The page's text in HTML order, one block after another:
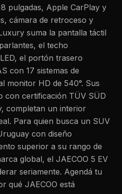
pulgadas, Apple CarPlay y
cámara de retroceso y
suma la pantalla táctil
el techo
el portón trasero
con 17 sistemas de
monitor HD de 540°. Sus
con certificación TÜV SÜD
completan un interior
Para quien busca un SUV
con diseño
superior a su rango de
global, el JAECOO 5 EV
seriamente. Agendá tu
qué JAECOO está